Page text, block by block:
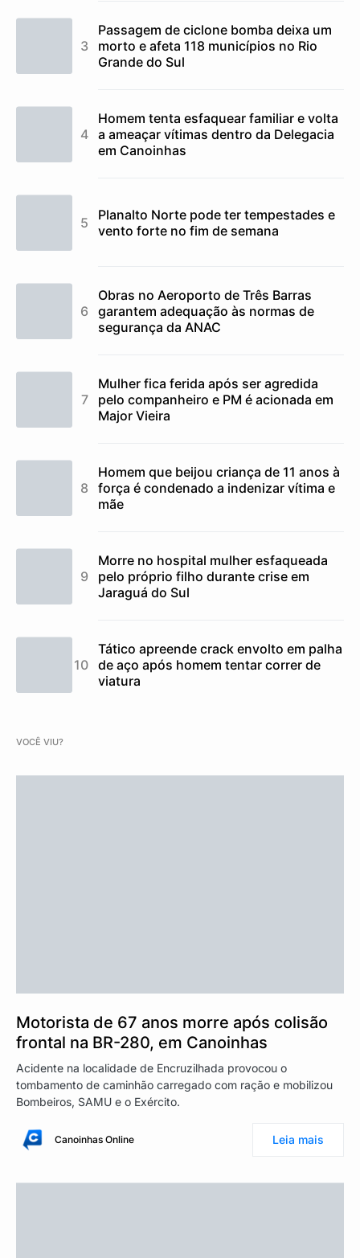
Passagem de ciclone bomba deixa um
morto e afeta 118 municípios no Rio
Grande do Sul
Homem tenta esfaquear familiar e volta
a ameaçar vítimas dentro da Delegacia
em Canoinhas
Planalto Norte pode ter tempestades e
vento forte no fim de semana
Obras no Aeroporto de Três Barras
garantem adequação às normas de
segurança da ANAC
Mulher fica ferida após ser agredida
pelo companheiro e PM é acionada em
Major Vieira
Homem que beijou criança de 11 anos à
força é condenado a indenizar vítima e
mãe
Morre no hospital mulher esfaqueada
pelo próprio filho durante crise em
Jaraguá do Sul
Tático apreende crack envolto em palha
de aço após homem tentar correr de
viatura
VOCÊ VIU?
Motorista de 67 anos morre após colisão
frontal na BR-280, em Canoinhas
Acidente na localidade de Encruzilhada provocou o
tombamento de caminhão carregado com ração e mobilizou
Bombeiros, SAMU e o Exército.
Canoinhas Online Leia mais